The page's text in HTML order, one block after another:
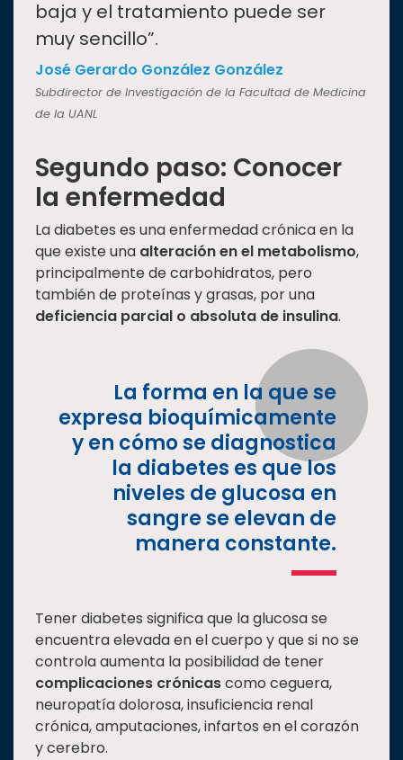
baja y el tratamiento puede ser
muy sencillo”.
José Gerardo González González
Subdirector de Investigación de la Facultad de Medicina
de la UANL
Segundo paso: Conocer
la enfermedad
La diabetes es una enfermedad crónica en la
que existe una alteración en el metabolismo,
principalmente de carbohidratos, pero
también de proteínas y grasas, por una
deficiencia parcial o absoluta de insulina.
La forma en la que se
expresa bioquímicamente
y en cómo se diagnostica
la diabetes es que los
niveles de glucosa en
sangre se elevan de
manera constante.
Tener diabetes significa que la glucosa se
encuentra elevada en el cuerpo y que si no se
controla aumenta la posibilidad de tener
complicaciones crónicascomo ceguera,
neuropatía dolorosa, insuficiencia renal
crónica, amputaciones, infartos en el corazón
y cerebro.